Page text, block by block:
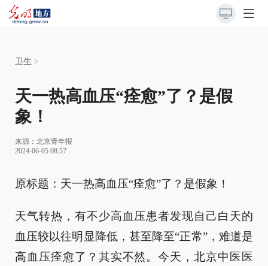
卫生 >
天一热高血压“痊愈”了？是假
象！
来源： 北京青年报
2024-06-05 08:57
原标题：天一热高血压“痊愈”了？是假象！
天气转热，有不少高血压患者发现自己白天的
血压较以往明显降低，甚至降至“正常”，难道是
高血压痊愈了？其实不然。今天，北京中医医